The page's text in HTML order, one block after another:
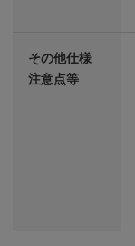
その他仕様
注意点等